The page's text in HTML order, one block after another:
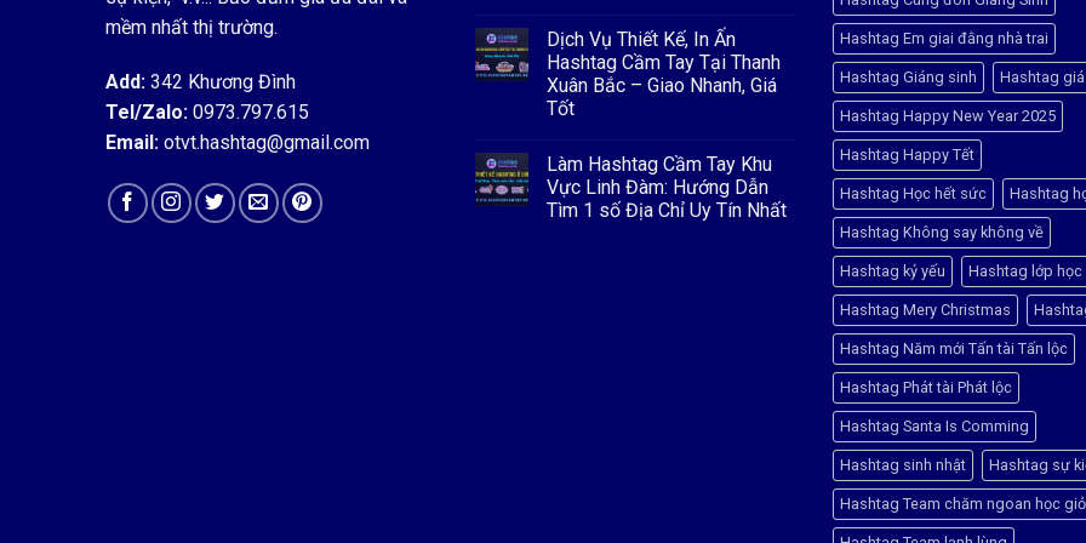
mềm nhất thị trường.
Add: 342 Khương Đình
Tel/Zalo: 0973.797.615
Email: otvt.hashtag@gmail.com
–
ĐIỂM
NHẤN
HOÀN
HẢO
CHO
“RUNG
CHUÔNG
VÀNG”
bình
luận
ở
Dịch
Vụ
Thiết
Ấn
Hashtag
Đống
Dịch Vụ Thiết Kế, In Ấn
Hashtag Cầm Tay Tại Thanh
Xuân Bắc – Giao Nhanh, Giá
Tốt
bình
luận
ở
Dịch
Làm Hashtag Cầm Tay Khu
Vực Linh Đàm: Hướng Dẫn
Tìm 1 số Địa Chỉ Uy Tín Nhất
Hashtag Em giai đằng nhà trai
Hashtag Giáng sinh Hashtag
Hashtag Happy New Year 2025
Hashtag Happy Tết
Hashtag Học hết sức Hashtag
Hashtag Không say không về
Hashtag kỷ yếu Hashtag lớp học
Hashtag Mery Christmas
Hashtag Năm mới Tấn tài Tấn lộc
Hashtag Phát tài Phát lộc
Hashtag Santa Is Comming
Hashtag sinh nhật Hashtag sự
Hashtag Team chăm ngoan học